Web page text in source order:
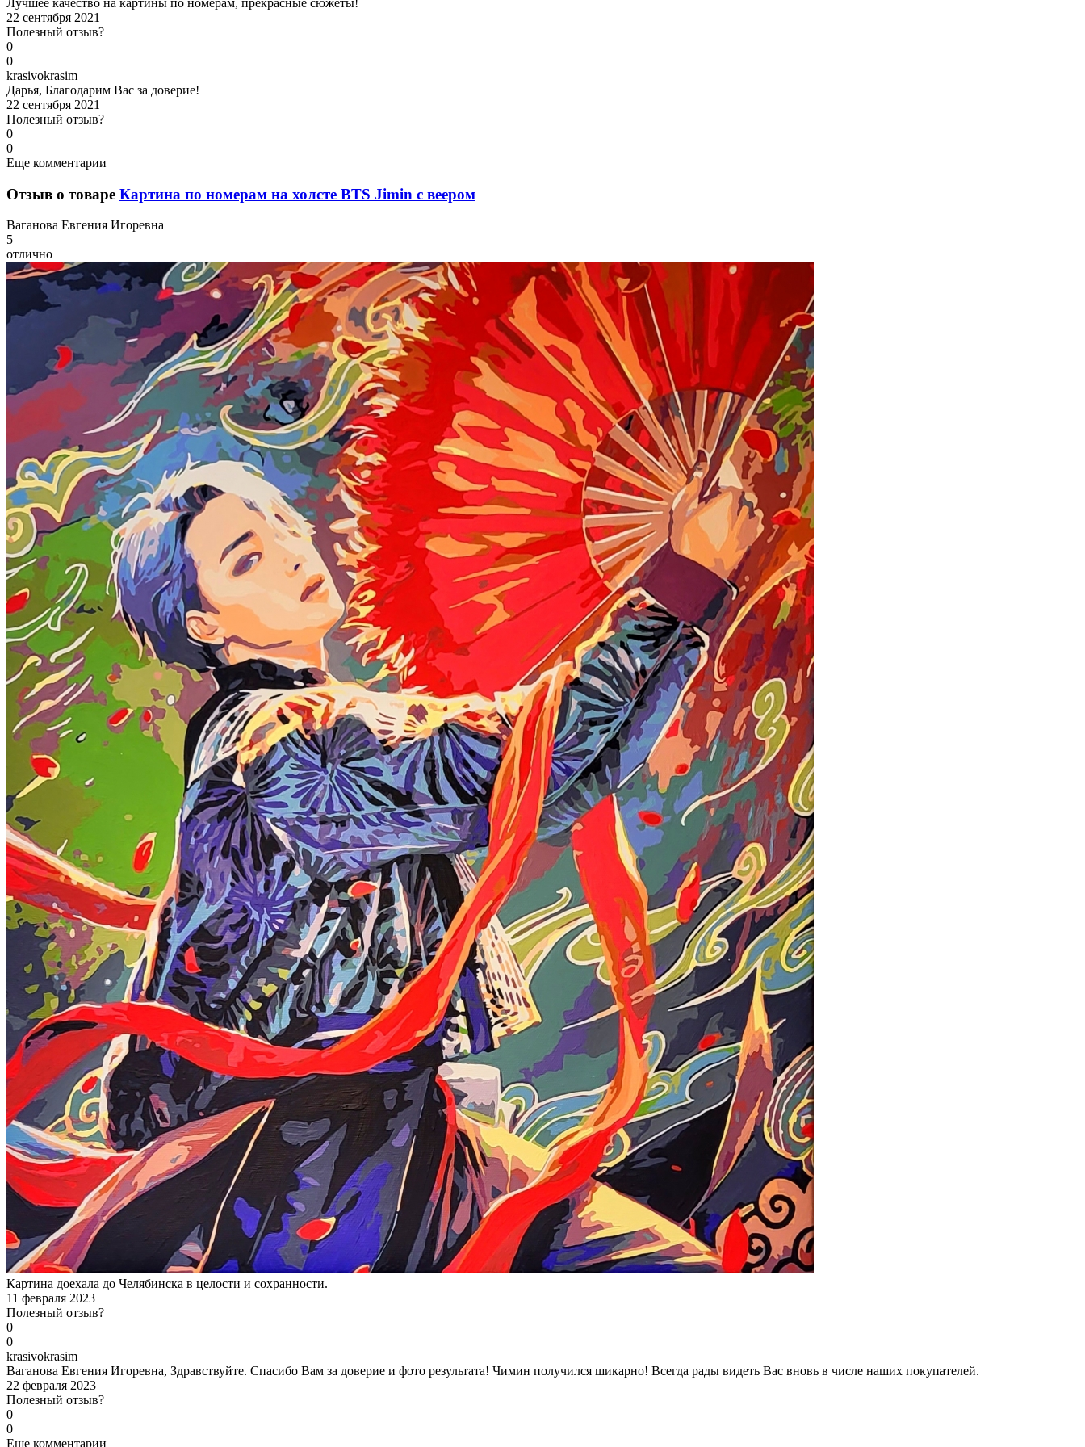
22 сентября 2021
Полезный отзыв?
0
0
krasivokrasim
Дарья, Благодарим Вас за доверие!
22 сентября 2021
Полезный отзыв?
0
0
Еще комментарии
Отзыв о товаре Картина по номерам на холсте BTS Jimin с веером
Ваганова Евгения Игоревна
5
отлично
Картина доехала до Челябинска в целости и сохранности.
11 февраля 2023
Полезный отзыв?
0
0
krasivokrasim
Ваганова Евгения Игоревна, Здравствуйте. Спасибо Вам за доверие и фото результата! Чимин получился шикарно! Всегда рады видеть Вас вновь в числе наших покупателей.
22 февраля 2023
Полезный отзыв?
0
0
Еще комментарии